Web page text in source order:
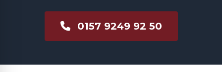
0157 9249 92 50